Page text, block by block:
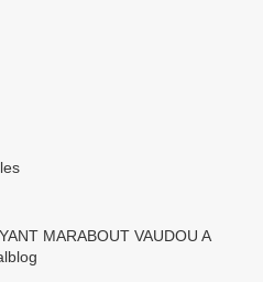
MARABOUT VAUDOU A